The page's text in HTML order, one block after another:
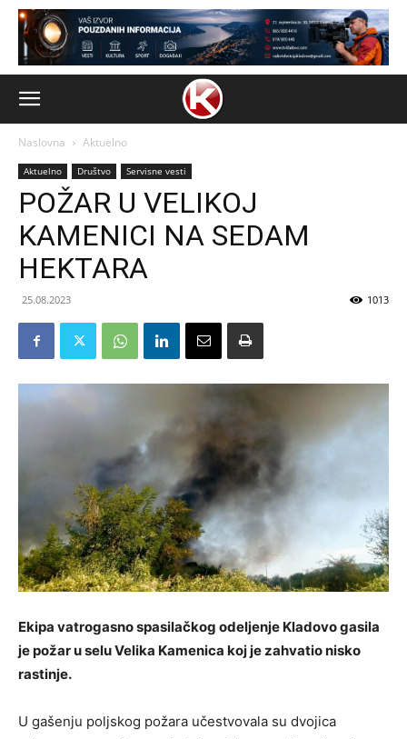
Naslovna Aktuelno
Aktuelno Društvo Servisne vesti
POŽAR U VELIKOJ
KAMENICI NA SEDAM
HEKTARA
25.08.2023 1013
Ekipa vatrogasno spasilačkog odeljenje Kladovo gasila
je požar u selu Velika Kamenica koj je zahvatio nisko
rastinje.
U gašenju poljskog požara učestvovala su dvojica